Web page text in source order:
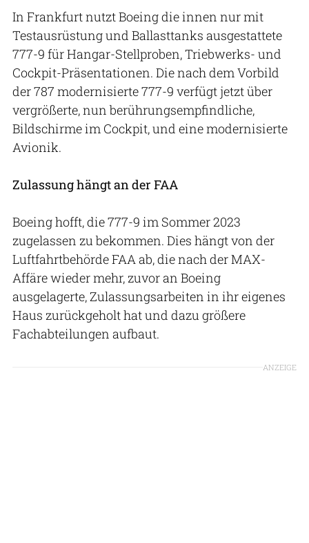
In Frankfurt nutzt Boeing die innen nur mit
Testausrüstung und Ballasttanks ausgestattete
777-9 für Hangar-Stellproben, Triebwerks- und
Cockpit-Präsentationen. Die nach dem Vorbild
der 787 modernisierte 777-9 verfügt jetzt über
vergrößerte, nun berührungsempfindliche,
Bildschirme im Cockpit, und eine modernisierte
Avionik.
Zulassung hängt an der FAA
Boeing hofft, die 777-9 im Sommer 2023
zugelassen zu bekommen. Dies hängt von der
Luftfahrtbehörde FAA ab, die nach der MAX-
Affäre wieder mehr, zuvor an Boeing
ausgelagerte, Zulassungsarbeiten in ihr eigenes
Haus zurückgeholt hat und dazu größere
Fachabteilungen aufbaut.
ANZEIGE